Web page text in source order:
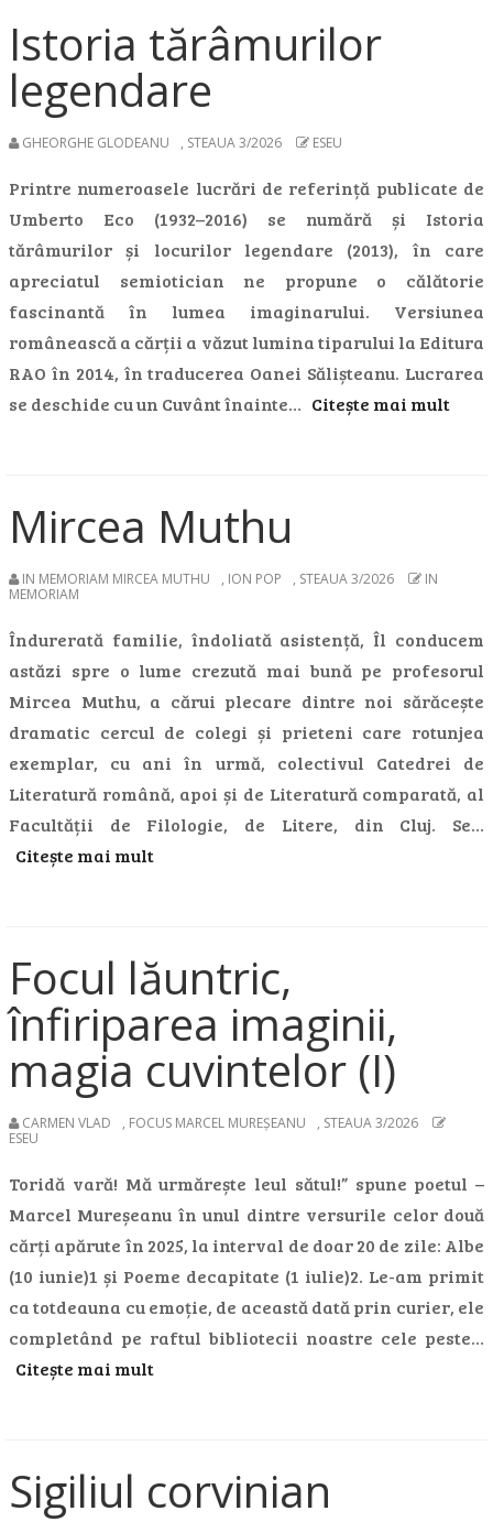
Istoria tărâmurilor
legendare
GHEORGHE GLODEANU , STEAUA 3/2026 ESEU
Printre numeroasele lucrări de referință publicate de
Umberto Eco (1932–2016) se numără și Istoria
tărâmurilor și locurilor legendare (2013), în care
apreciatul semiotician ne propune o călătorie
fascinantă în lumea imaginarului. Versiunea
românească a cărții a văzut lumina tiparului la Editura
RAO în 2014, în traducerea Oanei Sălișteanu. Lucrarea
se deschide cu un Cuvânt înainte… Citește mai mult
Mircea Muthu
IN MEMORIAM MIRCEA MUTHU , ION POP , STEAUA 3/2026
IN
MEMORIAM
Îndurerată familie, îndoliată asistență, Îl conducem
astăzi spre o lume crezută mai bună pe profesorul
Mircea Muthu, a cărui plecare dintre noi sărăcește
dramatic cercul de colegi și prieteni care rotunjea
exemplar, cu ani în urmă, colectivul Catedrei de
Literatură română, apoi și de Literatură comparată, al
Facultății de Filologie, de Litere, din Cluj. Se…
Citește mai mult
Focul lăuntric,
înfiriparea imaginii,
magia cuvintelor (I)
CARMEN VLAD , FOCUS MARCEL MUREȘEANU , STEAUA 3/2026
ESEU
Toridă vară! Mă urmărește leul sătul!” spune poetul –
Marcel Mureșeanu în unul dintre versurile celor două
cărți apărute în 2025, la interval de doar 20 de zile: Albe
(10 iunie)1 și Poeme decapitate (1 iulie)2. Le-am primit
ca totdeauna cu emoție, de această dată prin curier, ele
completând pe raftul bibliotecii noastre cele peste…
Citește mai mult
Sigiliul corvinian